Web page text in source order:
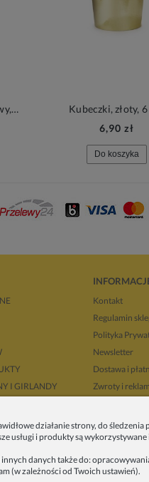
Sztućce drewniane Serca, j. różowy, 6kpl.
Kubeczki, złoty,
6,90 zł
Do koszyka
I GIRLANDY
Kontakt
Regulamin
Polityka
Newsletter
Dostawa i
Zwroty i
Regulaminy
działanie strony, do
usługi i produkty są
danych także do:
(w zależności od Twoich ustawień).